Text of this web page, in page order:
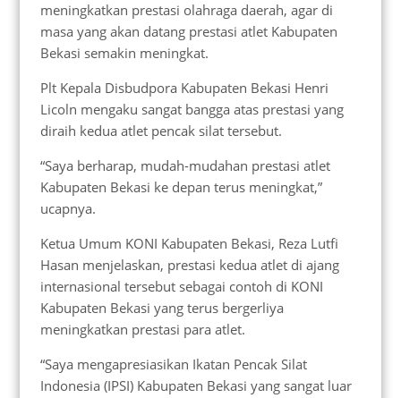
meningkatkan prestasi olahraga daerah, agar di
masa yang akan datang prestasi atlet Kabupaten
Bekasi semakin meningkat.
Plt Kepala Disbudpora Kabupaten Bekasi Henri
Licoln mengaku sangat bangga atas prestasi yang
diraih kedua atlet pencak silat tersebut.
“Saya berharap, mudah-mudahan prestasi atlet
Kabupaten Bekasi ke depan terus meningkat,”
ucapnya.
Ketua Umum KONI Kabupaten Bekasi, Reza Lutfi
Hasan menjelaskan, prestasi kedua atlet di ajang
internasional tersebut sebagai contoh di KONI
Kabupaten Bekasi yang terus bergerliya
meningkatkan prestasi para atlet.
“Saya mengapresiasikan Ikatan Pencak Silat
Indonesia (IPSI) Kabupaten Bekasi yang sangat luar